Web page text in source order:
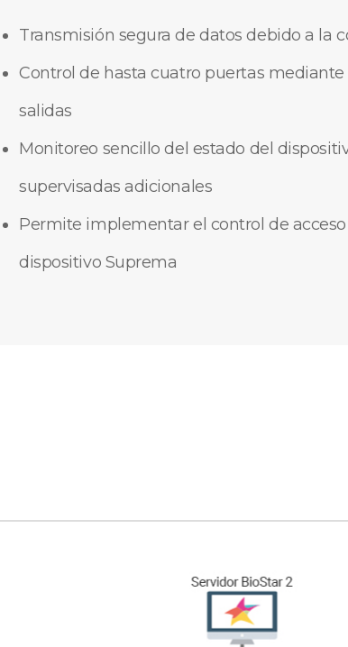
Transmisión segura de datos debido a la
Control de hasta cuatro puertas mediante
salidas
Monitoreo sencillo del estado del
supervisadas adicionales
Permite implementar el control de
dispositivo Suprema